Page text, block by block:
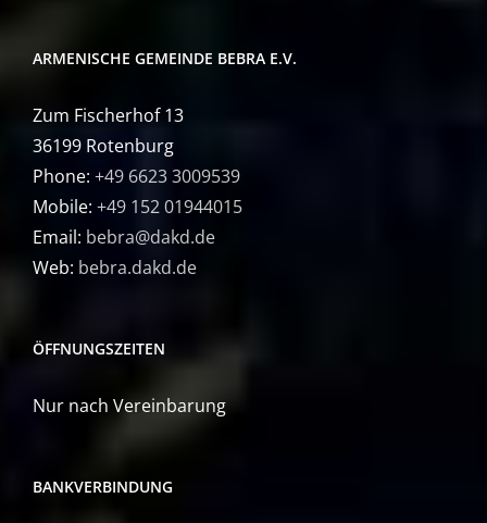
ARMENISCHE GEMEINDE BEBRA E.V.
Zum Fischerhof 13
36199 Rotenburg
Phone: +49 6623 3009539
Mobile: +49 152 01944015
Email: bebra@dakd.de
Web: bebra.dakd.de
ÖFFNUNGSZEITEN
Nur nach Vereinbarung
BANKVERBINDUNG